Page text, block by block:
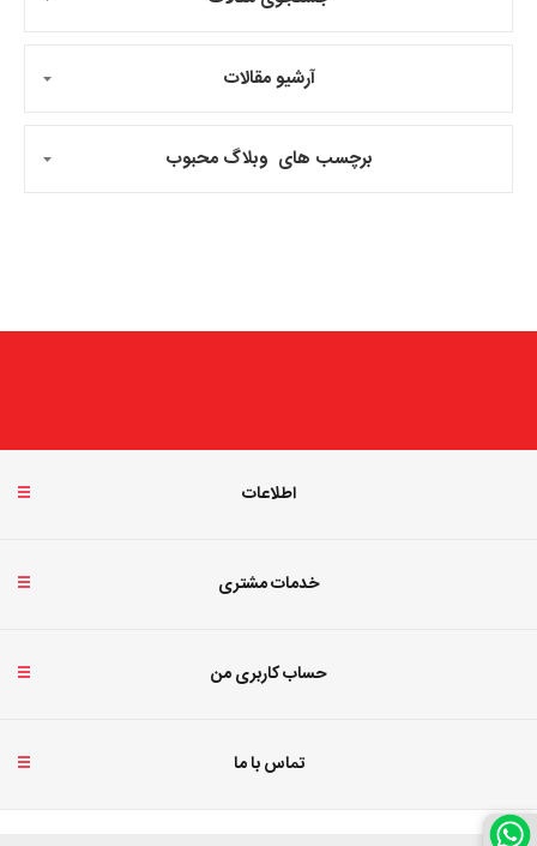
آرشیو مقالات
برچسب های وبلاگ محبوب
اطلاعات
خدمات مشتری
حساب کاربری من
تماس با ما